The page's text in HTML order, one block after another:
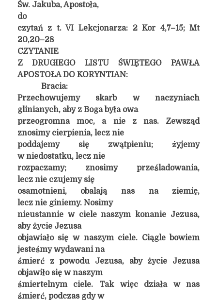
Św. Jakuba, Apostoła,
do
czytań z t. VI Lekcjonarza: 2 Kor 4,7–15; Mt
20,20–28
CZYTANIE
Z DRUGIEGO LISTU ŚWIĘTEGO PAWŁA
APOSTOŁA DO KORYNTIAN:
Bracia:
Przechowujemy skarb w naczyniach
glinianych, aby z Boga była owa
przeogromna moc, a nie z nas. Zewsząd
znosimy cierpienia, lecz nie
poddajemy się zwątpieniu; żyjemy
w niedostatku, lecz nie
rozpaczamy; znosimy prześladowania,
lecz nie czujemy się
osamotnieni, obalają nas na ziemię,
lecz nie giniemy. Nosimy
nieustannie w ciele naszym konanie Jezusa,
aby życie Jezusa
objawiało się w naszym ciele. Ciągle bowiem
jesteśmy wydawani na
śmierć z powodu Jezusa, aby życie Jezusa
objawiło się w naszym
śmiertelnym ciele. Tak więc działa w nas
śmierć, podczas gdy w